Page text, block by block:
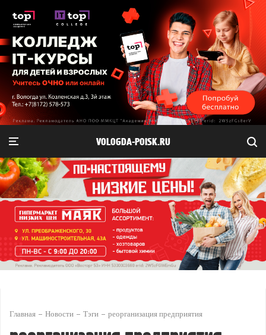
VOLOGDA-POISK.RU
Главная Новости Тэги реорганизация предприятия